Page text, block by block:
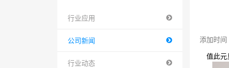
行业应用
公司新闻
行业动态
添加时
值此元